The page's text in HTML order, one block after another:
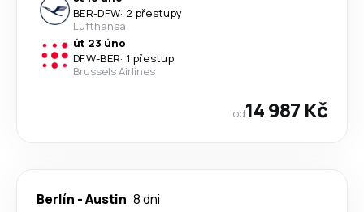
BER-DFW· 2 přestupy
Lufthansa
út 23 úno
DFW-BER· 1 přestup
Brussels Airlines
od14 987 Kč
Berlín -Austin 8 dni